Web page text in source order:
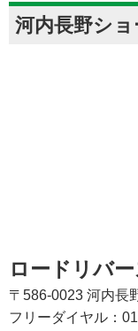
河内長野シ
ロードリバ
〒586-0023 河内長
フリーダイヤル：